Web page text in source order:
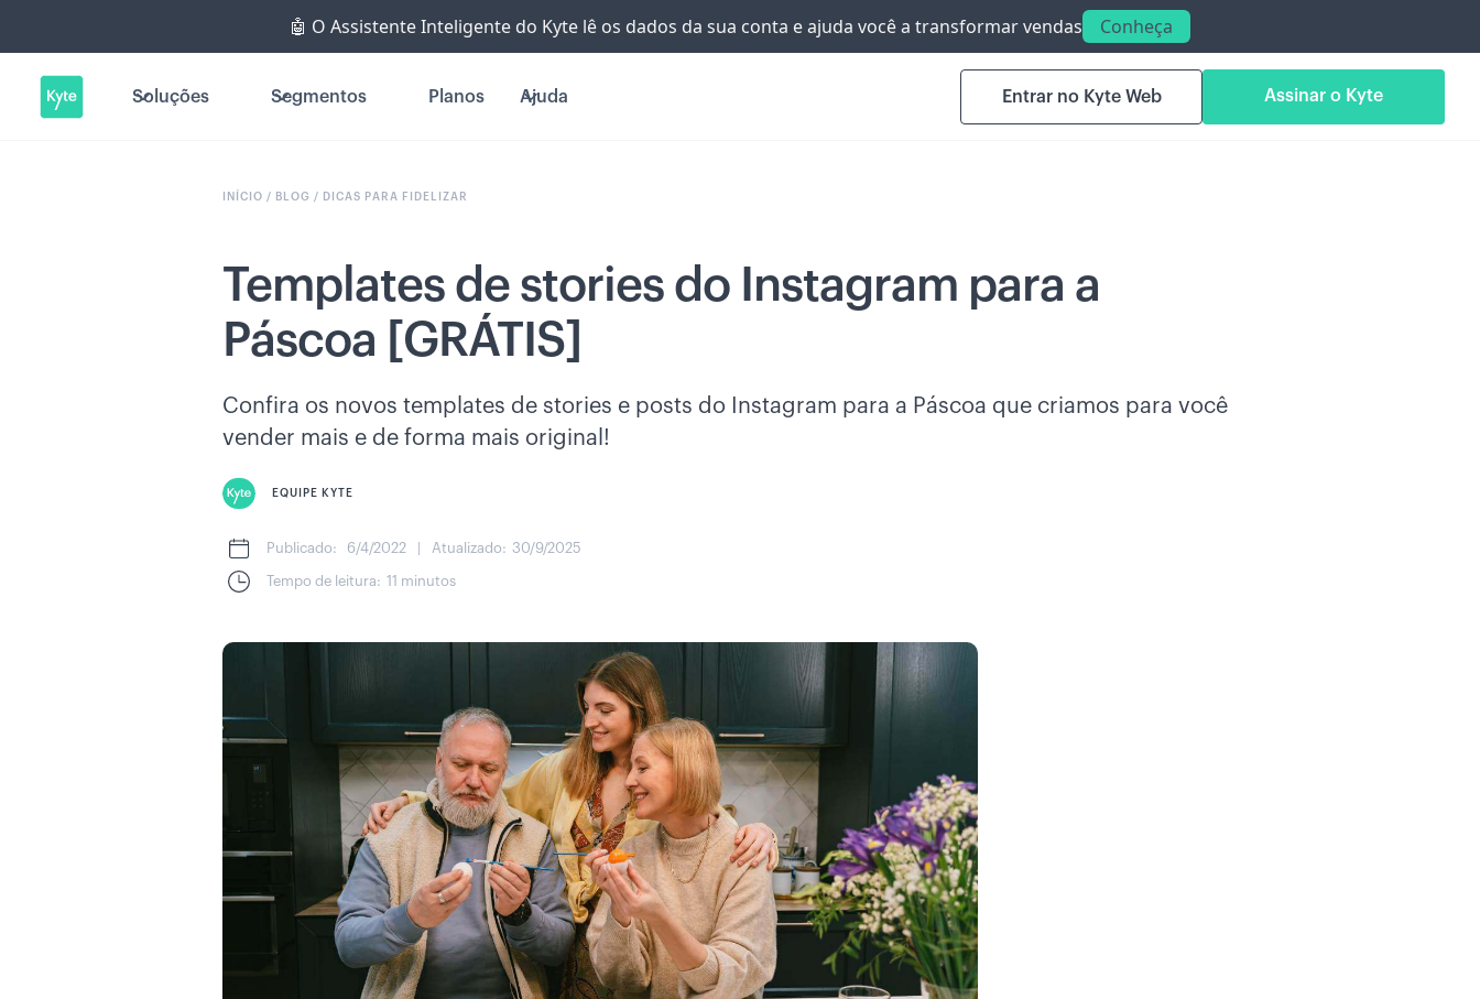
🤖 O Assistente Inteligente do Kyte lê os dados da sua conta e ajuda você a transformar vendas Conheça
Soluções Segmentos Planos Ajuda Entrar no Kyte Web Assinar o Kyte
INÍCIO / BLOG / DICAS PARA FIDELIZAR
Templates de stories do Instagram para a
Páscoa [GRÁTIS]
Confira os novos templates de stories e posts do Instagram para a Páscoa que criamos para você
vender mais e de forma mais original!
EQUIPE KYTE
Publicado: 6/4/2022 Atualizado: 30/9/2025
Tempo de leitura: 11 minutos